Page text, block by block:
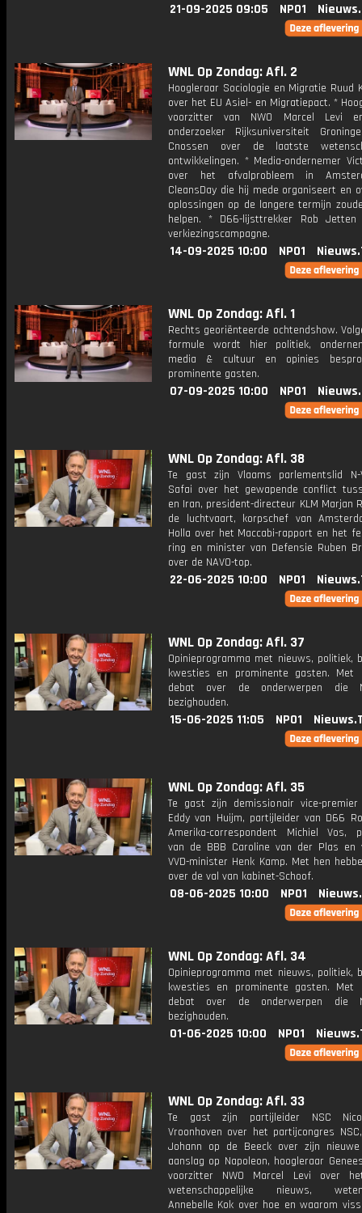
21-09-2025 09:05 NPO1
WNL Op Zondag: Afl. 2
Hoogleraar Sociologie en Migratie Ruud
over het EU Asiel- en Migratiepact. *
voorzitter van NWO Marcel Levi
onderzoeker Rijksuniversiteit
Cnossen over de laatste
ontwikkelingen. * Media-ondernemer
over het afvalprobleem in
CleansDay die hij mede organiseert en
oplossingen op de langere termijn
helpen. * D66-lijsttrekker Rob
verkiezingscampagne.
14-09-2025 10:00 NPO1
WNL Op Zondag: Afl. 1
Rechts georiënteerde ochtendshow.
formule wordt hier politiek,
media & cultuur en opinies
prominente gasten.
07-09-2025 10:00 NPO1
WNL Op Zondag: Afl. 38
Te gast zijn Vlaams parlementslid N-
Safai over het gewapende conflict
en Iran, president-directeur KLM Marjan
de luchtvaart, korpschef van
Holla over het Maccabi-rapport en het
ring en minister van Defensie Ruben
over de NAVO-top.
22-06-2025 10:00 NPO1
WNL Op Zondag: Afl. 37
Opinieprogramma met nieuws, politiek,
kwesties en prominente gasten. Met
debat over de onderwerpen die
bezighouden.
15-06-2025 11:05 NPO1
WNL Op Zondag: Afl. 35
Te gast zijn demissionair vice-premier
Eddy van Huijm, partijleider van D66
Amerika-correspondent Michiel Vos,
van de BBB Caroline van der Plas en
VVD-minister Henk Kamp. Met hen
over de val van kabinet-Schoof.
08-06-2025 10:00 NPO1
WNL Op Zondag: Afl. 34
Opinieprogramma met nieuws, politiek,
kwesties en prominente gasten. Met
debat over de onderwerpen die
bezighouden.
01-06-2025 10:00 NPO1
WNL Op Zondag: Afl. 33
Te gast zijn partijleider NSC
Vroonhoven over het partijcongres
Johann op de Beeck over zijn
aanslag op Napoleon, hoogleraar
voorzitter NWO Marcel Levi over
wetenschappelijke nieuws,
Annebelle Kok over hoe en waarom